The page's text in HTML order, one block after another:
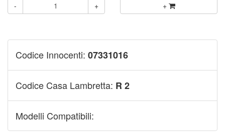
- + +
Codice Innocenti: 07331016
Codice Casa Lambretta: R 2
Modelli Compatibili: